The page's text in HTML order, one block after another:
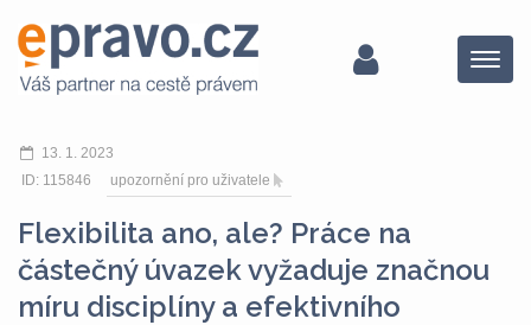
Menu
13. 1. 2023
ID: 115846
upozornění pro uživatele
Flexibilita ano, ale? Práce na
částečný úvazek vyžaduje značnou
míru disciplíny a efektivního